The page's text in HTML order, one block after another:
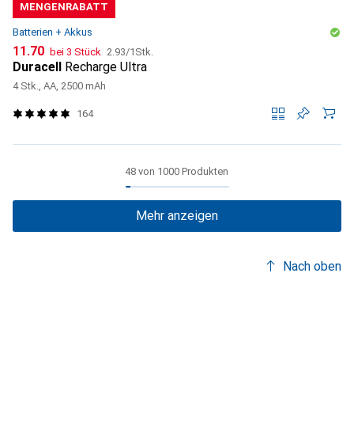
MENGENRABATT
Batterien + Akkus
CHF
11.70 bei 3 Stück CHF
2.93/1Stk.
Duracell Recharge Ultra
4 Stk., AA, 2500 mAh
164
48 von 1000 Produkten
Mehr anzeigen
Nach oben